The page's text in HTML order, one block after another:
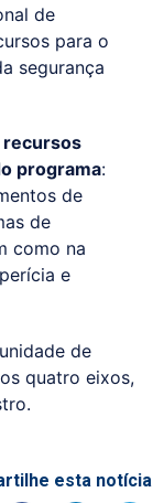
de
para o
segurança
recursos
programa:
de
de
como na
e
de
quatro eixos,
esta notícia